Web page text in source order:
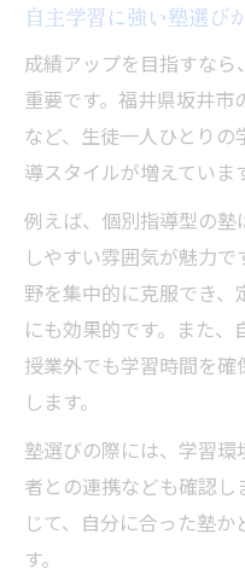
塾の清潔な自
快適な塾の空
塾の自習室で
やる気が続く
学習効率を高める
塾と自習室を
自習室で効果
塾の自習室活
塾の自習室を
自主学習に強い塾選び
成績アップを目指すな
重要です。福井県坂井市
など、生徒一人ひとり
導スタイルが増えていま
例えば、個別指導型の
しやすい雰囲気が魅力
野を集中的に克服でき
にも効果的です。また、
授業外でも学習時間を
します。
塾選びの際には、学習
者との連携なども確認
じて、自分に合った塾
す。